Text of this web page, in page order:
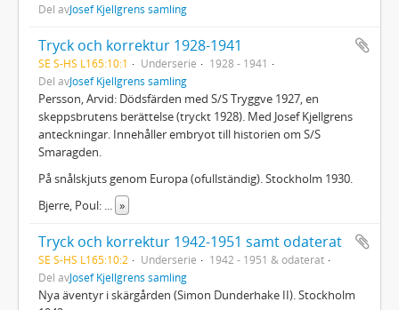
Del avJosef Kjellgrens samling
Tryck och korrektur 1928-1941
SE S-HS L165:10:1 Underserie
1928 - 1941
Del avJosef Kjellgrens samling
Persson, Arvid: Dödsfärden med S/S Tryggve 1927, en
skeppsbrutens berättelse (tryckt 1928). Med Josef Kjellgrens
anteckningar. Innehåller embryot till historien om S/S
Smaragden.
På snålskjuts genom Europa (ofullständig). Stockholm 1930.
Bjerre, Poul:
»
Tryck och korrektur 1942-1951 samt odaterat
SE S-HS L165:10:2 Underserie
1942 - 1951 & odaterat
Del avJosef Kjellgrens samling
Nya äventyr i skärgården (Simon Dunderhake II). Stockholm